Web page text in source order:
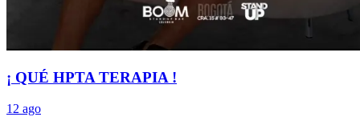
¡ QUÉ HPTA TERAPIA !
12 ago